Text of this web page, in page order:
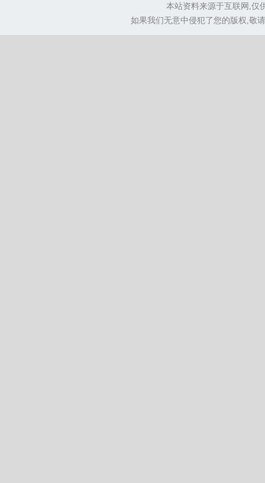
本站资料来源于互联网,仅
如果我们无意中侵犯了您的版权,敬